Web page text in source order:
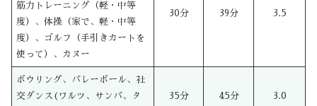
筋力トレーニング（軽・中等
度）、体操（家で、軽・中等
度）、ゴルフ（手引きカートを
使って）、カヌー
30分 39分 3.5
ボウリング、バレーボール、社
交ダンス(ワルツ、サンバ、タ
35分 45分 3.0